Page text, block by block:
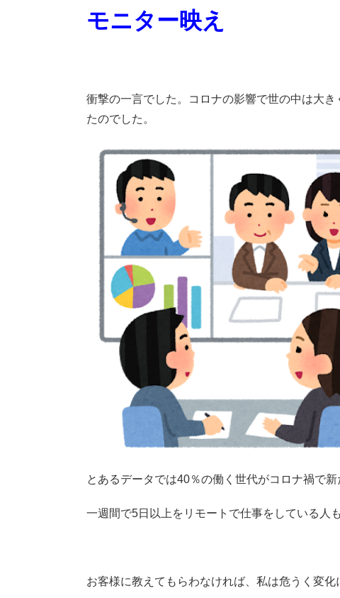
モニター映え
衝撃の一言でした。コロナの影響で世の中は大
たのでした。
とあるデータでは40％の働く世代がコロナ禍で
一週間で5日以上をリモートで仕事をしている人
お客様に教えてもらわなければ、私は危うく変化